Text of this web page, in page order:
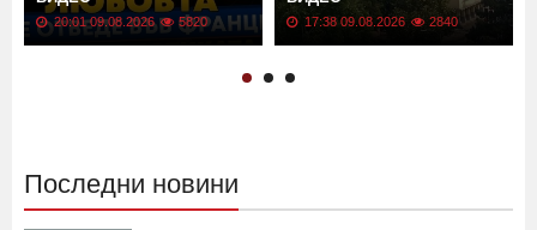
20:01 09.08.2026 5820 17:38 09.08.2026 2840
Последни новини